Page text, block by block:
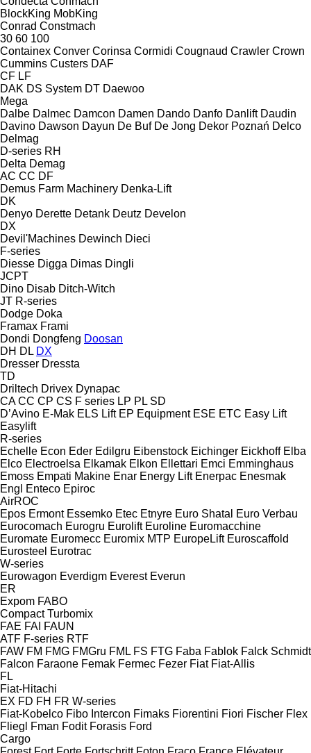
BlockKing MobKing
Conrad Constmach
30 60 100
Containex Conver Corinsa Cormidi Cougnaud Crawler Crown
Cummins Custers DAF
CF LF
DAK DS System DT Daewoo
Mega
Dalbe Dalmec Damcon Damen Dando Danfo Danlift Daudin
Davino Dawson Dayun De Buf De Jong Dekor Poznań Delco
Delmag
D-series RH
Delta Demag
AC CC DF
Demus Farm Machinery Denka-Lift
DK
Denyo Derette Detank Deutz Develon
DX
Devil'Machines Dewinch Dieci
F-series
Diesse Digga Dimas Dingli
JCPT
Dino Disab Ditch-Witch
JT R-series
Dodge Doka
Framax Frami
Dondi Dongfeng Doosan
DH DL DX
Dresser Dressta
TD
Driltech Drivex Dynapac
CA CC CP CS F series LP PL SD
D’Avino E-Mak ELS Lift EP Equipment ESE ETC Easy Lift
Easylift
R-series
Echelle Econ Eder Edilgru Eibenstock Eichinger Eickhoff Elba
Elco Electroelsa Elkamak Elkon Ellettari Emci Emminghaus
Emoss Empati Makine Enar Energy Lift Enerpac Enesmak
Engl
Enteco Epiroc
AirROC
Epos Ermont Essemko Etec Etnyre Euro Shatal
Euro Verbau
Eurocomach Eurogru Eurolift Euroline Euromacchine
Euromate Euromecc Euromix MTP EuropeLift Euroscaffold
Eurosteel Eurotrac
W-series
Eurowagon Everdigm Everest Everun
ER
Expom FABO
Compact Turbomix
FAE FAI FAUN
ATF F-series RTF
FAW FM FMG FMGru FML FS FTG Faba Fablok Falck Schmidt
Falcon Faraone Femak Fermec Fezer Fiat Fiat-Allis
FL
Fiat-Hitachi
EX FD FH FR W-series
Fiat-Kobelco Fibo Intercon Fimaks Fiorentini Fiori Fischer Flex
Fliegl
Fman Fodit Forasis Ford
Cargo